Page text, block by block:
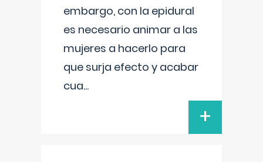
embargo, con la epidural
es necesario animar a las
mujeres a hacerlo para
que surja efecto y acabar
cua...
+